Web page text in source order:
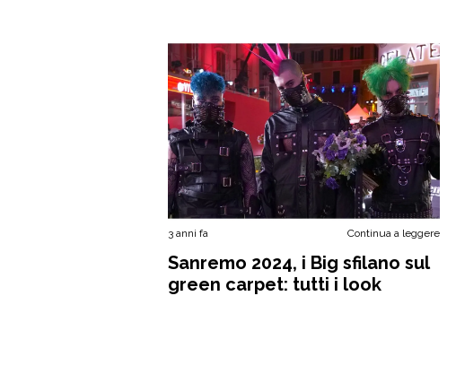
3 anni fa Continua a leggere
Sanremo 2024, i Big sfilano sul
green carpet: tutti i look